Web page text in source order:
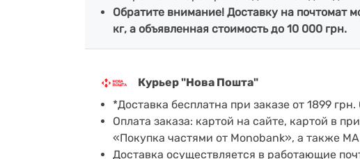
Обратите внимание! Доставку на почтомат
кг, а объявленная стоимость до 10 000 грн.
Курьер "Нова Пошта"
*Доставка бесплатна при заказе от 1899
Оплата заказа: картой на сайте, картой в
«Покупка частями от Monobank», а также
Доставка осуществляется в работающие